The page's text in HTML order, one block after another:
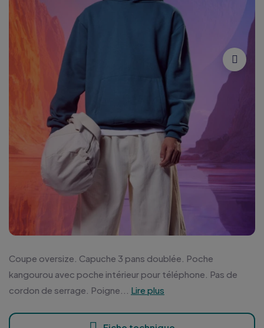
Coupe oversize. Capuche 3 pans doublée. Poche
kangourou avec poche intérieur pour téléphone. Pas de
cordon de serrage. Poigne...
Lire plus